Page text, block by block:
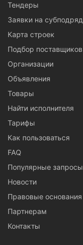
Тендеры
Заявки на субподряд
Карта строек
Подбор поставщиков
Организации
Объявления
Товары
Найти исполнителя
Тарифы
Как пользоваться
FAQ
Популярные запросы
Новости
Правовые основания
Партнерам
Контакты